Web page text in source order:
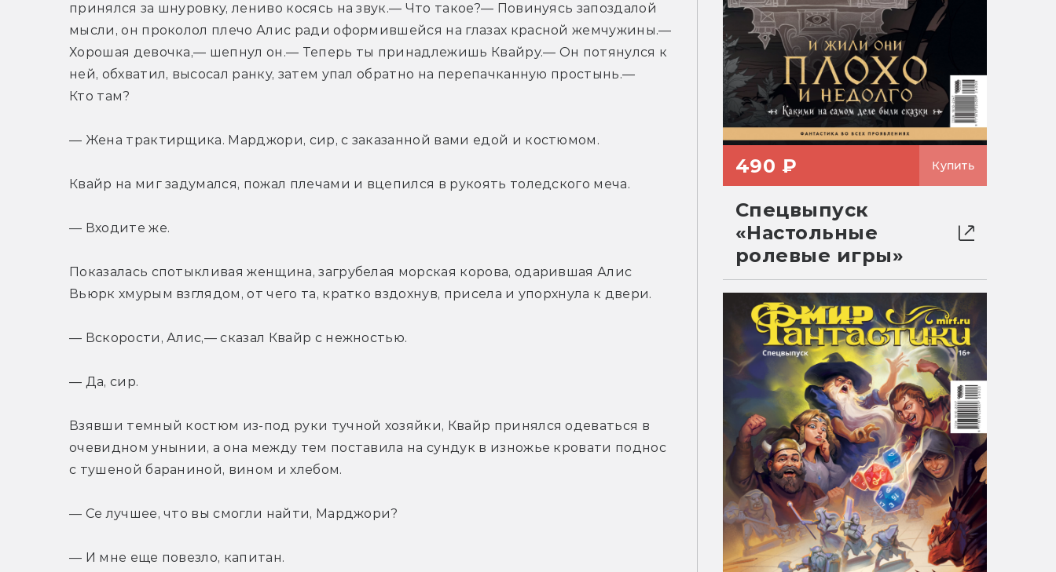
принялся за шнуровку, лениво косясь на звук.— Что такое?— Повинуясь запоздалой
мысли, он проколол плечо Алис ради оформившейся на глазах красной жемчужины.—
Хорошая девочка,— шепнул он.— Теперь ты принадлежишь Квайру.— Он потянулся к
ней, обхватил, высосал ранку, затем упал обратно на перепачканную простынь.—
Кто там?
— Жена трактирщика. Марджори, сир, с заказанной вами едой и костюмом.
Квайр на миг задумался, пожал плечами и вцепился в рукоять толедского меча.
— Входите же.
Показалась спотыкливая женщина, загрубелая морская корова, одарившая Алис
Вьюрк хмурым взглядом, от чего та, кратко вздохнув, присела и упорхнула к двери.
— Вскорости, Алис,— сказал Квайр с нежностью.
— Да, сир.
Взявши темный костюм из-под руки тучной хозяйки, Квайр принялся одеваться в
очевидном унынии, а она между тем поставила на сундук в изножье кровати поднос
с тушеной бараниной, вином и хлебом.
— Се лучшее, что вы смогли найти, Марджори?
— И мне еще повезло, капитан.
490 ₽ Купить
Спецвыпуск
«Настольные
ролевые игры»